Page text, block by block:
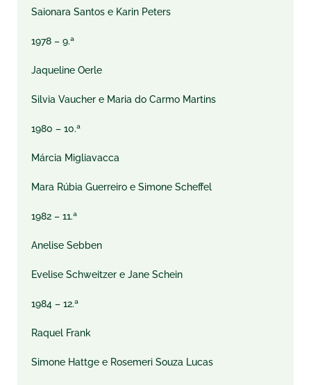
Saionara Santos e Karin Peters
1978 – 9.ª
Jaqueline Oerle
Silvia Vaucher e Maria do Carmo Martins
1980 – 10.ª
Márcia Migliavacca
Mara Rúbia Guerreiro e Simone Scheffel
1982 – 11.ª
Anelise Sebben
Evelise Schweitzer e Jane Schein
1984 – 12.ª
Raquel Frank
Simone Hattge e Rosemeri Souza Lucas